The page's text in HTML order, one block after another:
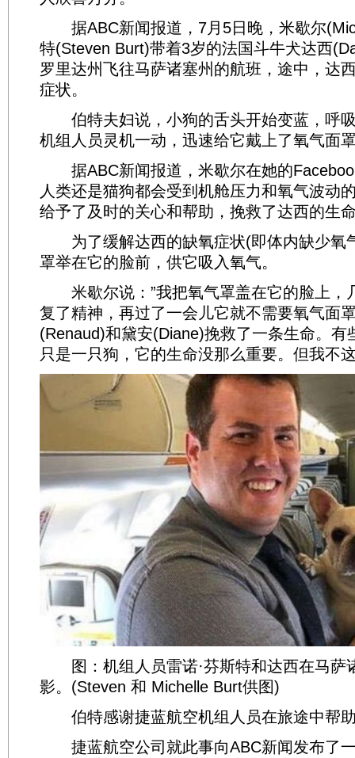
据ABC新闻报道，7月5日晚，米歇尔
特(Steven Burt)带着3岁的法国斗牛犬达西
罗里达州飞往马萨诸塞州的航班，途中，达
症状。
伯特夫妇说，小狗的舌头开始变蓝，呼
机组人员灵机一动，迅速给它戴上了氧气面
据ABC新闻报道，米歇尔在她的
人类还是猫狗都会受到机舱压力和氧气波动
给予了及时的关心和帮助，挽救了达西的生
为了缓解达西的缺氧症状(即体内缺少氧
罩举在它的脸前，供它吸入氧气。
米歇尔说：”我把氧气罩盖在它的脸上，
复了精神，再过了一会儿它就不需要氧气面
(Renaud)和黛安(Diane)挽救了一条生命。有
只是一只狗，它的生命没那么重要。但我不
图：机组人员雷诺·芬斯特和达西在马萨
影。(Steven 和 Michelle Burt供图)
伯特感谢捷蓝航空机组人员在旅途中帮
捷蓝航空公司就此事向ABC新闻发布了